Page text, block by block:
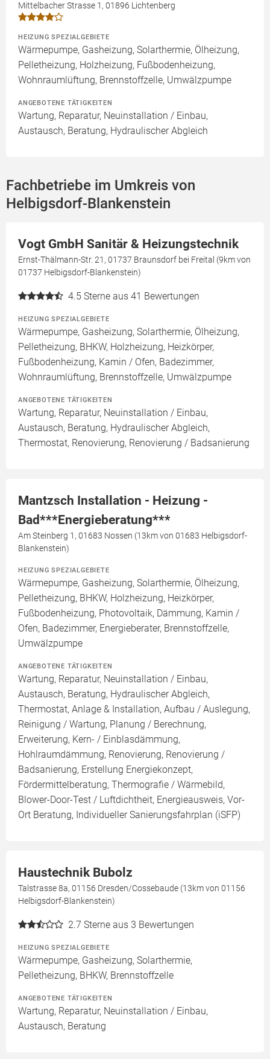
Mittelbacher Strasse 1, 01896 Lichtenberg
HEIZUNG SPEZIALGEBIETE
Wärmepumpe, Gasheizung, Solarthermie, Ölheizung,
Pelletheizung, Holzheizung, Fußbodenheizung,
Wohnraumlüftung, Brennstoffzelle, Umwälzpumpe
ANGEBOTENE TÄTIGKEITEN
Wartung, Reparatur, Neuinstallation / Einbau,
Austausch, Beratung, Hydraulischer Abgleich
Fachbetriebe im Umkreis von
Helbigsdorf-Blankenstein
Vogt GmbH Sanitär & Heizungstechnik
Ernst-Thälmann-Str. 21, 01737 Braunsdorf bei Freital (9km von
01737 Helbigsdorf-Blankenstein)
4.5 Sterne aus 41 Bewertungen
HEIZUNG SPEZIALGEBIETE
Wärmepumpe, Gasheizung, Solarthermie, Ölheizung,
Pelletheizung, BHKW, Holzheizung, Heizkörper,
Fußbodenheizung, Kamin / Ofen, Badezimmer,
Wohnraumlüftung, Brennstoffzelle, Umwälzpumpe
ANGEBOTENE TÄTIGKEITEN
Wartung, Reparatur, Neuinstallation / Einbau,
Austausch, Beratung, Hydraulischer Abgleich,
Thermostat, Renovierung, Renovierung / Badsanierung
Mantzsch Installation - Heizung -
Bad***Energieberatung***
Am Steinberg 1, 01683 Nossen (13km von 01683 Helbigsdorf-
Blankenstein)
HEIZUNG SPEZIALGEBIETE
Wärmepumpe, Gasheizung, Solarthermie, Ölheizung,
Pelletheizung, BHKW, Holzheizung, Heizkörper,
Fußbodenheizung, Photovoltaik, Dämmung, Kamin /
Ofen, Badezimmer, Energieberater, Brennstoffzelle,
Umwälzpumpe
ANGEBOTENE TÄTIGKEITEN
Wartung, Reparatur, Neuinstallation / Einbau,
Austausch, Beratung, Hydraulischer Abgleich,
Thermostat, Anlage & Installation, Aufbau / Auslegung,
Reinigung / Wartung, Planung / Berechnung,
Erweiterung, Kern- / Einblasdämmung,
Hohlraumdämmung, Renovierung, Renovierung /
Badsanierung, Erstellung Energiekonzept,
Fördermittelberatung, Thermografie / Wärmebild,
Blower-Door-Test / Luftdichtheit, Energieausweis, Vor-
Ort Beratung, Individueller Sanierungsfahrplan (iSFP)
Haustechnik Bubolz
Talstrasse 8a, 01156 Dresden/Cossebaude (13km von 01156
Helbigsdorf-Blankenstein)
2.7 Sterne aus 3 Bewertungen
HEIZUNG SPEZIALGEBIETE
Wärmepumpe, Gasheizung, Solarthermie,
Pelletheizung, BHKW, Brennstoffzelle
ANGEBOTENE TÄTIGKEITEN
Wartung, Reparatur, Neuinstallation / Einbau,
Austausch, Beratung